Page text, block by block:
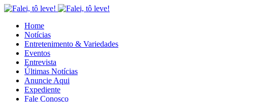
Home
Notícias
Entretenimento & Variedades
Eventos
Entrevista
Últimas Notícias
Anuncie Aqui
Expediente
Fale Conosco